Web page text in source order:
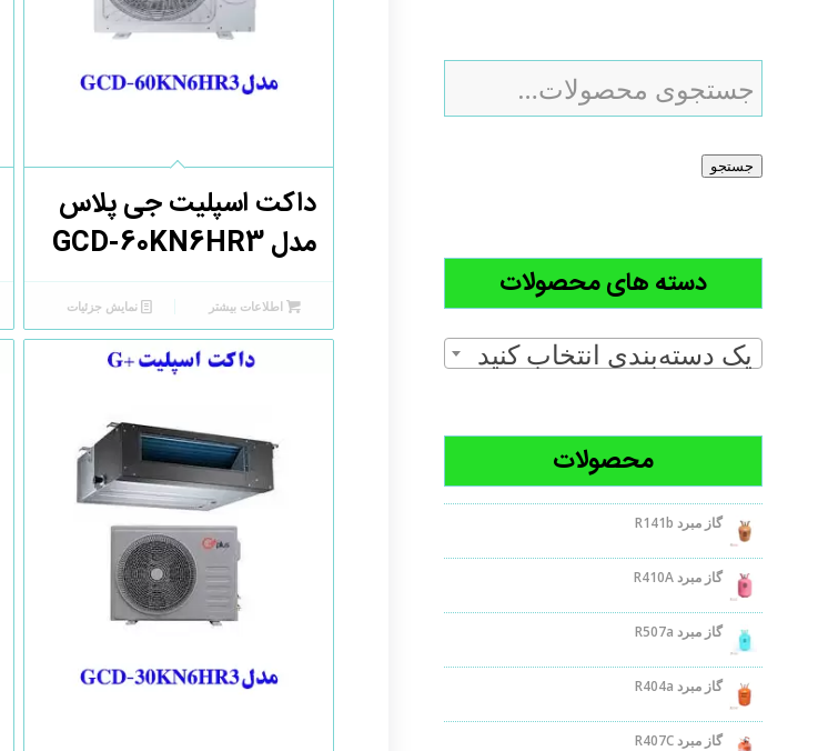
داکت اسپلیت جی پلاس
مدل GCD-60KN6HR3
اطلاعات بیشتر نمایش جزئیات
جستجو
دسته های محصولات
یک دسته‌بندی انتخاب کنید
محصولات
گاز مبرد R141b
گاز مبرد R410A
گاز مبرد R507a
گاز مبرد R404a
گاز مبرد R407C